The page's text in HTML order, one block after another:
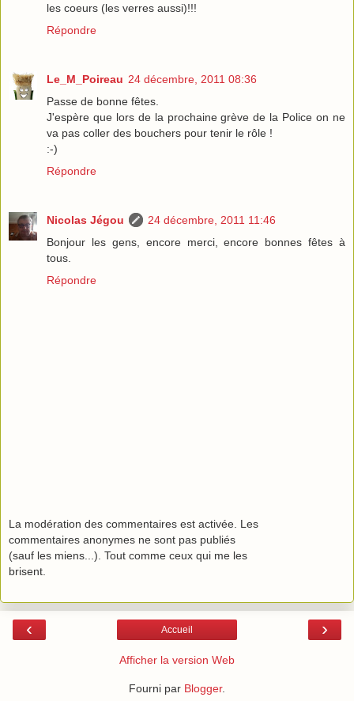
les coeurs (les verres aussi)!!!
Répondre
Le_M_Poireau 24 décembre, 2011 08:36
Passe de bonne fêtes.
J'espère que lors de la prochaine grève de la Police on ne
va pas coller des bouchers pour tenir le rôle !
:-)
Répondre
Nicolas Jégou
24 décembre, 2011 11:46
Bonjour les gens, encore merci, encore bonnes fêtes à
tous.
Répondre
La modération des commentaires est activée. Les
commentaires anonymes ne sont pas publiés
(sauf les miens...). Tout comme ceux qui me les
brisent.
‹ ›
Accueil
Afficher la version Web
Fourni par Blogger.